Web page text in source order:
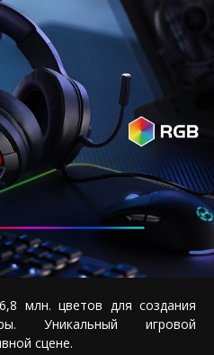
млн. цветов для создания
Уникальный игровой
сцене.